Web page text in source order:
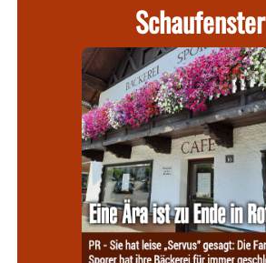
Schaufenster